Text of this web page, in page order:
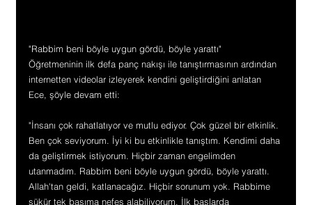
"Rabbim beni böyle uygun gördü, böyle yarattı"
Öğretmeninin ilk defa panç nakışı ile tanıştırmasının ardından
internetten videolar izleyerek kendini geliştirdiğini anlatan
Ece, şöyle devam etti:
"İnsanı çok rahatlatıyor ve mutlu ediyor. Çok güzel bir etkinlik.
Ben çok seviyorum. İyi ki bu etkinlikle tanıştım. Kendimi daha
da geliştirmek istiyorum. Hiçbir zaman engelimden
utanmadım. Rabbim beni böyle uygun gördü, böyle yarattı.
Allah'tan geldi, katlanacağız. Hiçbir sorunum yok. Rabbime
şükür tek başıma nefes alabiliyorum. İlk başlarda